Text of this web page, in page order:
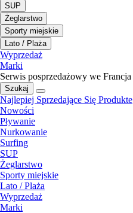
SUP
Żeglarstwo
Sporty miejskie
Lato / Plaża
Wyprzedaż
Marki
Serwis posprzedażowy we Francja
Szukaj
Najlepiej Sprzedające Się Produkte
Nowości
Pływanie
Nurkowanie
Surfing
SUP
Żeglarstwo
Sporty miejskie
Lato / Plaża
Wyprzedaż
Marki